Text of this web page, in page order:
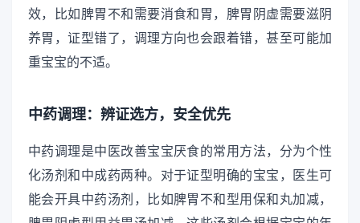
效，比如脾胃不和需要消食和胃，脾胃阴虚需要滋阴
养胃，证型错了，调理方向也会跟着错，甚至可能加
重宝宝的不适。
中药调理：辨证选方，安全优先
中药调理是中医改善宝宝厌食的常用方法，分为个性
化汤剂和中成药两种。对于证型明确的宝宝，医生可
能会开具中药汤剂，比如脾胃不和型用保和丸加减，